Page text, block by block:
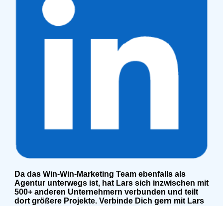
Da das Win-Win-Marketing Team ebenfalls als
Agentur unterwegs ist, hat Lars sich inzwischen mit
500+ anderen Unternehmern verbunden und teilt
dort größere Projekte. Verbinde Dich gern mit Lars